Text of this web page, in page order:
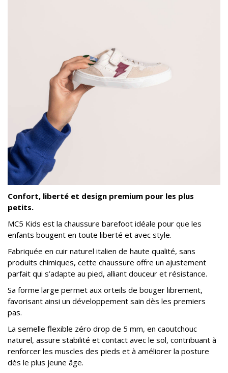
Confort, liberté et design premium pour les plus
petits.
MC5 Kids est la chaussure barefoot idéale pour que les
enfants bougent en toute liberté et avec style.
Fabriquée en cuir naturel italien de haute qualité, sans
produits chimiques, cette chaussure offre un ajustement
parfait qui s’adapte au pied, alliant douceur et résistance.
Sa forme large permet aux orteils de bouger librement,
favorisant ainsi un développement sain dès les premiers
pas.
La semelle flexible zéro drop de 5 mm, en caoutchouc
naturel, assure stabilité et contact avec le sol, contribuant à
renforcer les muscles des pieds et à améliorer la posture
dès le plus jeune âge.